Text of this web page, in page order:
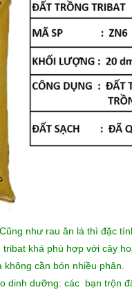
như rau ăn lá thì đặc
khá phù hợp với cây
cần bón nhiều phân.
dinh dưỡng: các bạn trộn